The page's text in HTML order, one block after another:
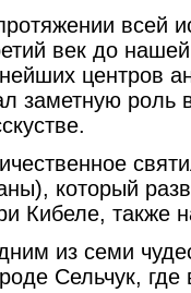
всей
век до
центров
заметную роль
который
Кибеле, также
из семи
Сельчук,